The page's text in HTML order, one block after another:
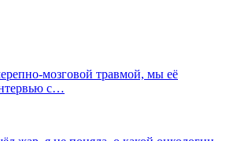
мозговой травмой, мы её
с…